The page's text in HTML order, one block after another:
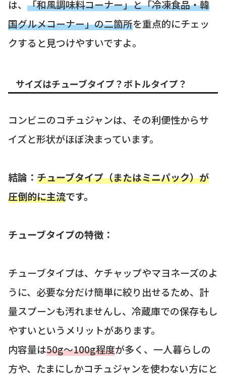
は、 「和風調味料コーナー」と「冷凍食品・韓
国グルメコーナー」の二箇所を重点的にチェッ
クすると見つけやすいですよ。
サイズはチューブタイプ？ボトルタイプ？
コンビニのコチュジャンは、その利便性からサ
イズと形状がほぼ決まっています。
結論： チューブタイプ（またはミニパック）が
圧倒的に主流です。
チューブタイプの特徴：
チューブタイプは、ケチャップやマヨネーズのよ
うに、必要な分だけ簡単に絞り出せるため、計
量スプーンも汚れませんし、冷蔵庫での保存もし
やすいというメリットがあります。
内容量は50g〜100g程度が多く、一人暮らしの
方や、たまにしかコチュジャンを使わない方にと